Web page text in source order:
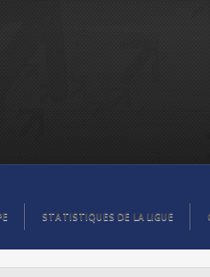
STATISTIQUES DE LA LIGUE